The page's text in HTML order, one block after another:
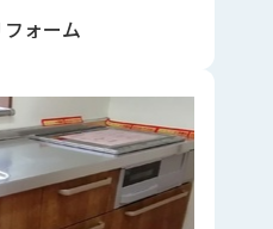
ォーム